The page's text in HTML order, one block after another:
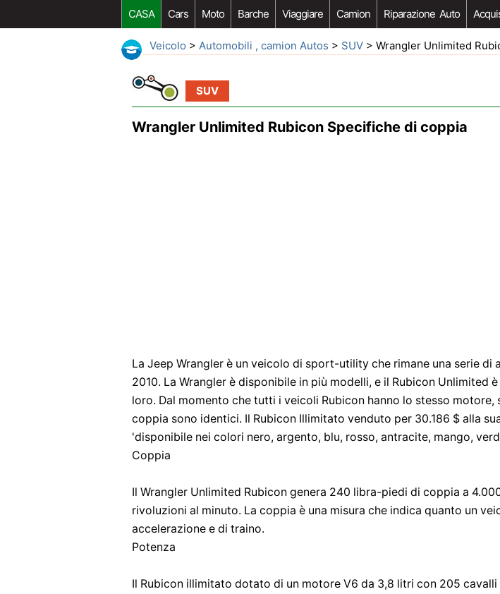
CASA Cars Moto Barche Viaggiare Camion Riparazione Auto
Veicolo > Automobili , camion Autos > SUV > Wrangler Unlimited
SUV
Wrangler Unlimited Rubicon Specifiche di coppia
La Jeep Wrangler è un veicolo di sport-utility che rimane una serie di
2010. La Wrangler è disponibile in più modelli, e il Rubicon Unlimited
loro. Dal momento che tutti i veicoli Rubicon hanno lo stesso motore,
coppia sono identici. Il Rubicon Illimitato venduto per 30.186 $ alla
'disponibile nei colori nero, argento, blu, rosso, antracite, mango,
Coppia
Il Wrangler Unlimited Rubicon genera 240 libra-piedi di coppia a
rivoluzioni al minuto. La coppia è una misura che indica quanto un
accelerazione e di traino.
Potenza
Il Rubicon illimitato dotato di un motore V6 da 3,8 litri con 205 cavalli